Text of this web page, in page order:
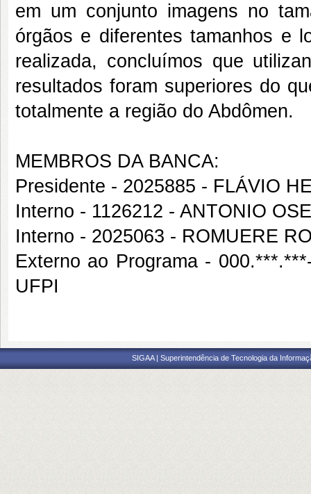
em um conjunto imagens no
órgãos e diferentes tamanhos e
realizada, concluímos que
resultados foram superiores do
totalmente a região do Abdômen.
MEMBROS DA BANCA:
Presidente - 2025885 - FLÁVIO
Interno - 1126212 - ANTONIO
Interno - 2025063 - ROMUERE
Externo ao Programa -
UFPI
SIGAA | Superintendência de Tecnologia da